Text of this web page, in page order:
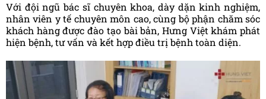
Với đội ngũ bác sĩ chuyên khoa, dày dặn kinh nghiệm,
nhân viên y tế chuyên môn cao, cùng bộ phận chăm sóc
khách hàng được đào tạo bài bản, Hưng Việt khám phát
hiện bệnh, tư vấn và kết hợp điều trị bệnh toàn diện.